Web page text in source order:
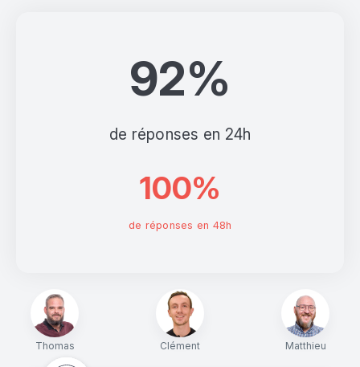
Thomas Clément Matthieu
92%
de réponses en 24h
100%
de réponses en 48h